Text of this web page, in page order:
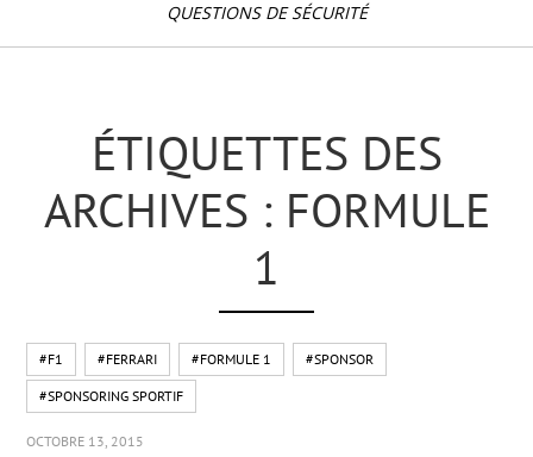
QUESTIONS DE SÉCURITÉ
ÉTIQUETTES DES
ARCHIVES : FORMULE
1
#F1 #FERRARI #FORMULE 1 #SPONSOR
#SPONSORING SPORTIF
OCTOBRE 13, 2015